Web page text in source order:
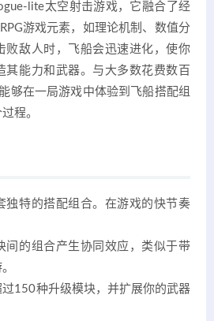
lite太空射击游戏，它融合了经
游戏元素，如理论机制、数值分
败敌人时，飞船会迅速进化，使你
其能力和武器。与大多数花费数百
够在一局游戏中体验到飞船搭配组
程。
独特的搭配组合。在游戏的快节奏
间的组合产生协同效应，类似于带
150种升级模块，并扩展你的武器